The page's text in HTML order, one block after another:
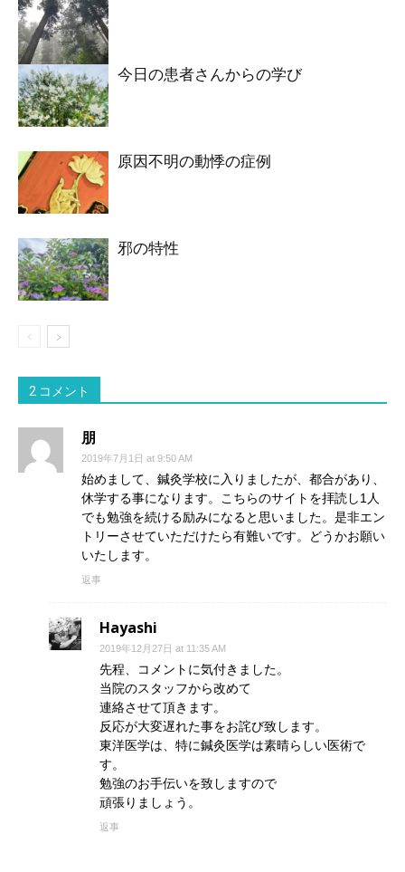
今日の患者さんからの学び
原因不明の動悸の症例
邪の特性
2 コメント
朋
2019年7月1日 at 9:50 AM
始めまして、鍼灸学校に入りましたが、都合があり、
休学する事になります。こちらのサイトを拝読し1人
でも勉強を続ける励みになると思いました。是非エン
トリーさせていただけたら有難いです。どうかお願い
いたします。
返事
Hayashi
2019年12月27日 at 11:35 AM
先程、コメントに気付きました。
当院のスタッフから改めて
連絡させて頂きます。
反応が大変遅れた事をお詫び致します。
東洋医学は、特に鍼灸医学は素晴らしい医術で
す。
勉強のお手伝いを致しますので
頑張りましょう。
返事